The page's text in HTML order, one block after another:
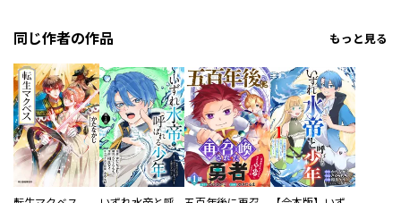
同じ作者の作品 もっと見る